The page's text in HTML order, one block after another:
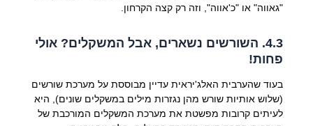
"גאווה" או "כ'אווה", וזה רק קצה הקרחון.
4.3. השורשים נשארים, אבל המשקלים? אולי
פחות!
בעוד שהערבית האלג'יראית עדיין מבוססת על מערכת שורשים
(שלוש אותיות שורש מהן נגזרות מילים במשקלים שונים), היא
לעיתים קרובות מפשטת את מערכת המשקלים המורכבת של